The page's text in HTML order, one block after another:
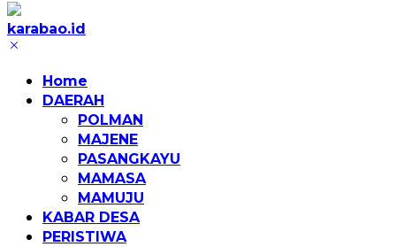
karabao.id
Tegas
TajamHome
DAERAH
POLMAN
MAJENE
PASANGKAYU
MAMASA
MAMUJU
KABAR DESA
PERISTIWA